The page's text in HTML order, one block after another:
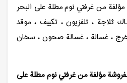
من غرفتي نوم مطلة على البحر
ثلاجة ، تلفزيون ، تكييف ، موقد
، غسالة ، غسالة صحون ، سخان
مؤلفة من غرفتي نوم مطلة على